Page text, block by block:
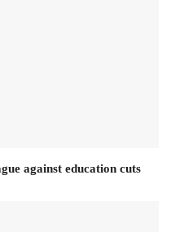
against education cuts